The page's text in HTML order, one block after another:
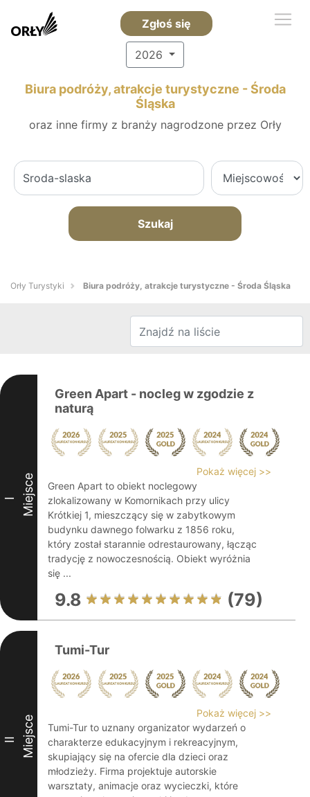
Zgłoś się
2026
Biura podróży, atrakcje turystyczne - Środa
Śląska
oraz inne firmy z branży nagrodzone przez Orły
Szukaj
Orły Turystyki Biura podróży, atrakcje turystyczne - Środa Śląska
I Miejsce
Green Apart - nocleg w zgodzie z
naturą
Pokaż więcej >>
Green Apart to obiekt noclegowy
zlokalizowany w Komornikach przy ulicy
Krótkiej 1, mieszczący się w zabytkowym
budynku dawnego folwarku z 1856 roku,
który został starannie odrestaurowany, łącząc
tradycję z nowoczesnością. Obiekt wyróżnia
się ...
9.8 (79)
II Miejsce
Tumi-Tur
Pokaż więcej >>
Tumi-Tur to uznany organizator wydarzeń o
charakterze edukacyjnym i rekreacyjnym,
skupiający się na ofercie dla dzieci oraz
młodzieży. Firma projektuje autorskie
warsztaty, animacje oraz wycieczki, które